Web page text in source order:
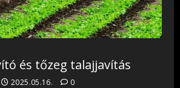
és tőzeg talajjavítás
2025.05.16. 0